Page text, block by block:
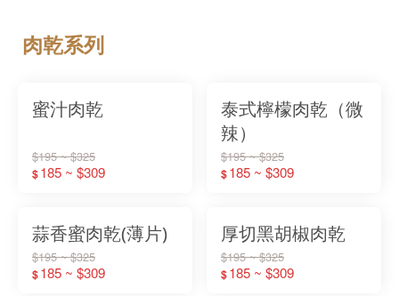
肉乾系列
蜜汁肉乾
$195 ~ $325
$185 ~ $309
泰式檸檬肉乾（微
辣）
$195 ~ $325
$185 ~ $309
蒜香蜜肉乾(薄片)
$195 ~ $325
$185 ~ $309
厚切黑胡椒肉乾
$195 ~ $325
$185 ~ $309